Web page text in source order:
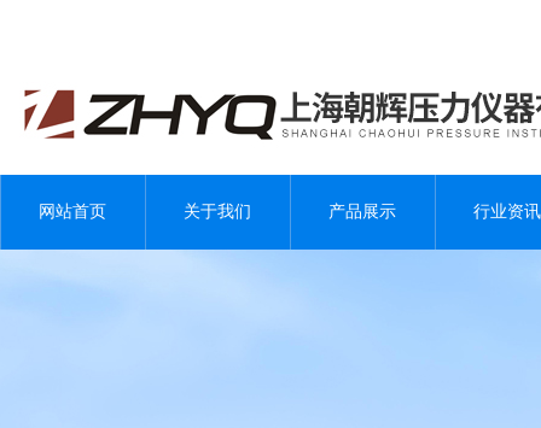
网站首页 关于我们 产品展示 行业资讯